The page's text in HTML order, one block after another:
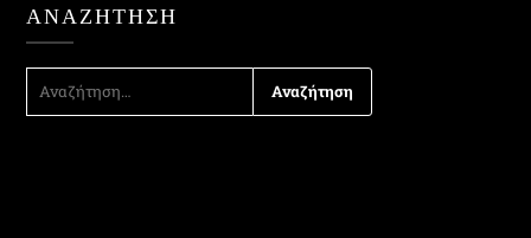
ΑΝΑΖΉΤΗΣΗ
ΑΝΑΖΉΤΗΣΗ
ΓΙΑ: